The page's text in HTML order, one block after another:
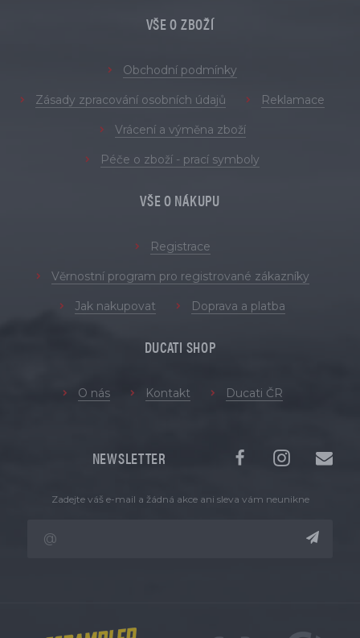
VŠE O ZBOŽÍ
Obchodní podmínky
Zásady zpracování osobních údajů Reklamace
Vrácení a výměna zboží
Péče o zboží - prací symboly
VŠE O NÁKUPU
Registrace
Věrnostní program pro registrované zákazníky
Jak nakupovat Doprava a platba
DUCATI SHOP
O nás Kontakt Ducati ČR
NEWSLETTER
Zadejte váš e-mail a žádná akce ani sleva vám neunikne